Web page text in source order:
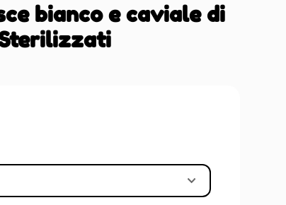
bianco e caviale di